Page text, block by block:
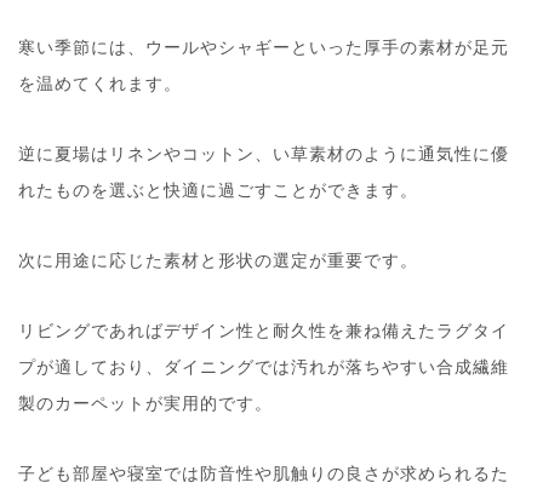
寒い季節には、ウールやシャギーといった厚手の素材が足元
を温めてくれます。
逆に夏場はリネンやコットン、い草素材のように通気性に優
れたものを選ぶと快適に過ごすことができます。
次に用途に応じた素材と形状の選定が重要です。
リビングであればデザイン性と耐久性を兼ね備えたラグタイ
プが適しており、ダイニングでは汚れが落ちやすい合成繊維
製のカーペットが実用的です。
子ども部屋や寝室では防音性や肌触りの良さが求められるた